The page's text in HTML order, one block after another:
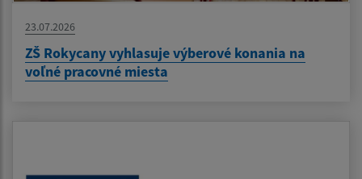
23.07.2026
ZŠ Rokycany vyhlasuje výberové konania na
voľné pracovné miesta